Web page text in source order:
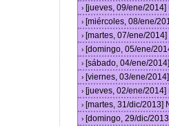
› [jueves, 09/ene/
› [miércoles, 08/ene/
› [martes, 07/ene/
› [domingo, 05/ene/
› [sábado, 04/ene/
› [viernes, 03/ene/
› [jueves, 02/ene/
› [martes, 31/dic/2013]
› [domingo, 29/dic/